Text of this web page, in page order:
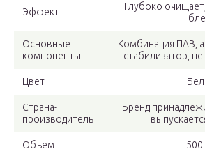
Эффект
Глубоко
Основные
компоненты
Комбинация ПАВ,
стабилизатор,
Цвет
Страна-
производитель
Бренд
Объем